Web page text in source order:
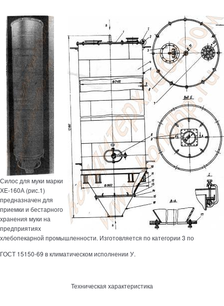
Силос для муки марки
ХЕ-160А (рис.1)
предназначен для
приемки и бестарного
хранения муки на
предприятиях
хлебопекарной промышленности. Изготовляется по категории 3 по
ГОСТ 15150-69 в климатическом исполнении У.
Техническая характеристика